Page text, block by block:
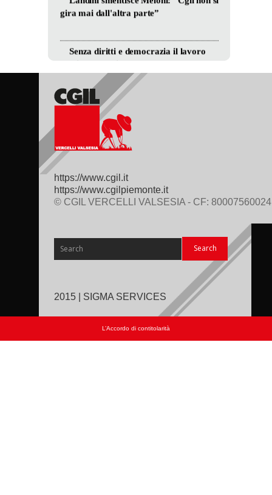
https://www.cgil.it
https://www.cgilpiemonte.it
© CGIL VERCELLI VALSESIA - CF: 80007560024
2015 | SIGMA SERVICES
L’Accordo di contitolarità